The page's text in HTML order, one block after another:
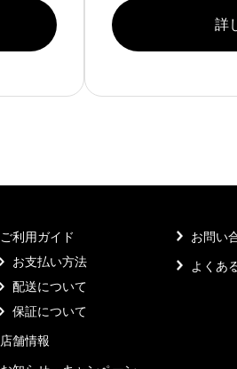
詳
ご利用ガイド
お支払い方法
配送について
保証について
店舗情報
お問い
よくあ